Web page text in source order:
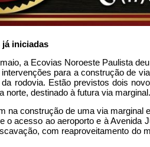
iniciadas
a Ecovias Noroeste Paulista
para a construção de
rodovia. Estão previstos dois
norte, destinado à futura via marginal.
na construção de uma via
o acesso ao aeroporto e à
com reaproveitamento do